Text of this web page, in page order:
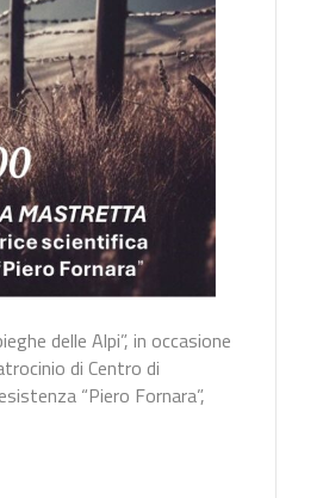
delle Alpi”, in occasione
di Centro di
“Piero Fornara”,